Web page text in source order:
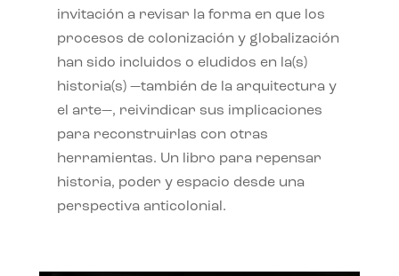
invitación a revisar la forma en que los
procesos de colonización y globalización
han sido incluidos o eludidos en la(s)
historia(s) —también de la arquitectura y
el arte—, reivindicar sus implicaciones
para reconstruirlas con otras
herramientas. Un libro para repensar
historia, poder y espacio desde una
perspectiva anticolonial.